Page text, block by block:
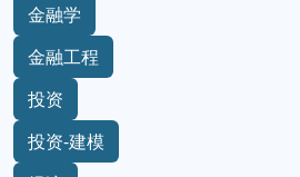
金融学
金融工程
投资
投资-建模